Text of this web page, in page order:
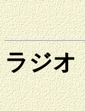
ラジオ